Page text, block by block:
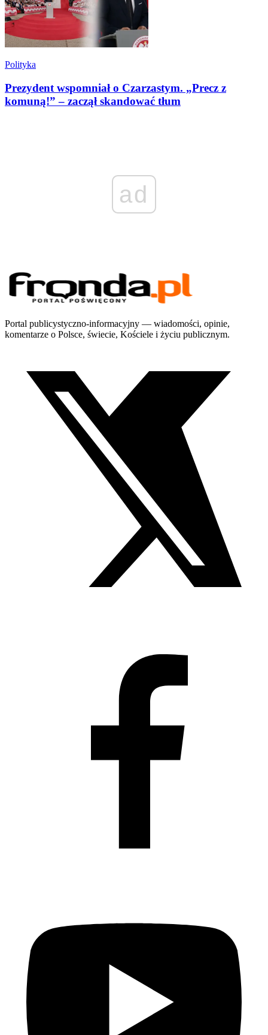
Polityka
Prezydent wspomniał o Czarzastym. „Precz z
komuną!” – zaczął skandować tłum
ad
Portal publicystyczno-informacyjny — wiadomości, opinie,
komentarze o Polsce, świecie, Kościele i życiu publicznym.